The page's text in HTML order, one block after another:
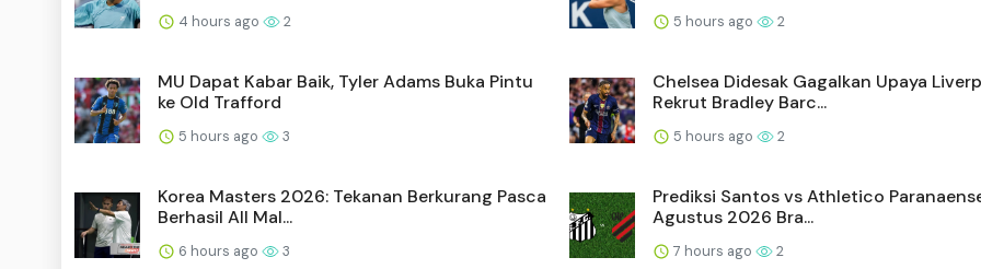
4 hours ago 2 5 hours ago 2
MU Dapat Kabar Baik, Tyler Adams Buka Pintu
ke Old Trafford
5 hours ago 3
Chelsea Didesak Gagalkan Upaya
Rekrut Bradley Barc...
5 hours ago 2
Korea Masters 2026: Tekanan Berkurang Pasca
Berhasil All Mal...
6 hours ago 3
Prediksi Santos vs Athletico
Agustus 2026 Bra...
7 hours ago 2